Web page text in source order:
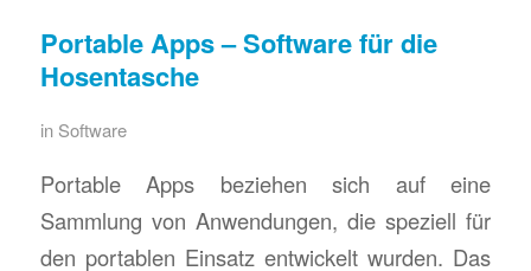
Portable Apps – Software für die
Hosentasche
in Software
Portable Apps beziehen sich auf eine
Sammlung von Anwendungen, die speziell für
den portablen Einsatz entwickelt wurden. Das